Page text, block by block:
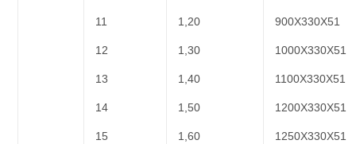
11
12
13
14
15
1,20
1,30
1,40
1,50
1,60
900Х330Х51
1000Х330Х51
1100Х330Х51
1200Х330Х51
1250Х330Х51